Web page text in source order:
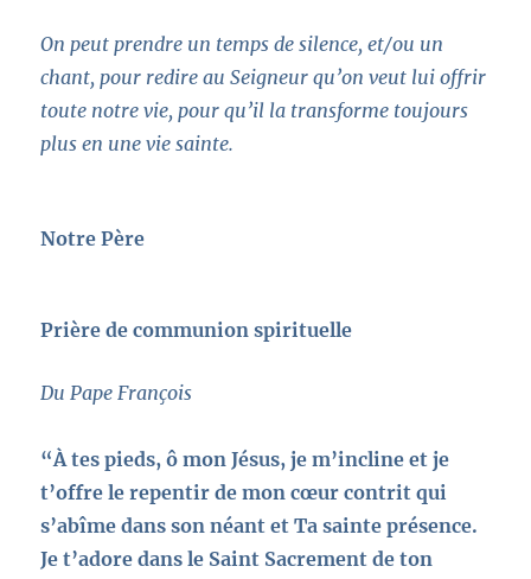
On peut prendre un temps de silence, et/ou un
chant, pour redire au Seigneur qu’on veut lui offrir
toute notre vie, pour qu’il la transforme toujours
plus en une vie sainte.
Notre Père
Prière de communion spirituelle
Du Pape François
“À tes pieds, ô mon Jésus, je m’incline et je
t’offre le repentir de mon cœur contrit qui
s’abîme dans son néant et Ta sainte présence.
Je t’adore dans le Saint Sacrement de ton